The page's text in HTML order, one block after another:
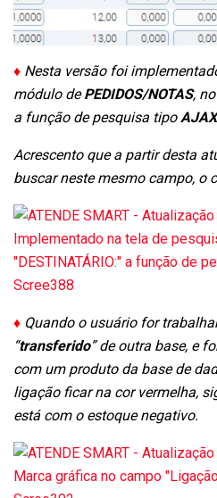
♦ Nesta versão foi
módulo dePEDIDOS/NOTAS,
a função de pesquisa tipoAJAX
Acrescento que a partir desta
buscar neste mesmo campo, o
♦ Quando o usuário for
“transferido” de outra base, e
com um produto da base de
ligação ficar na cor vermelha,
está com o estoque negativo.